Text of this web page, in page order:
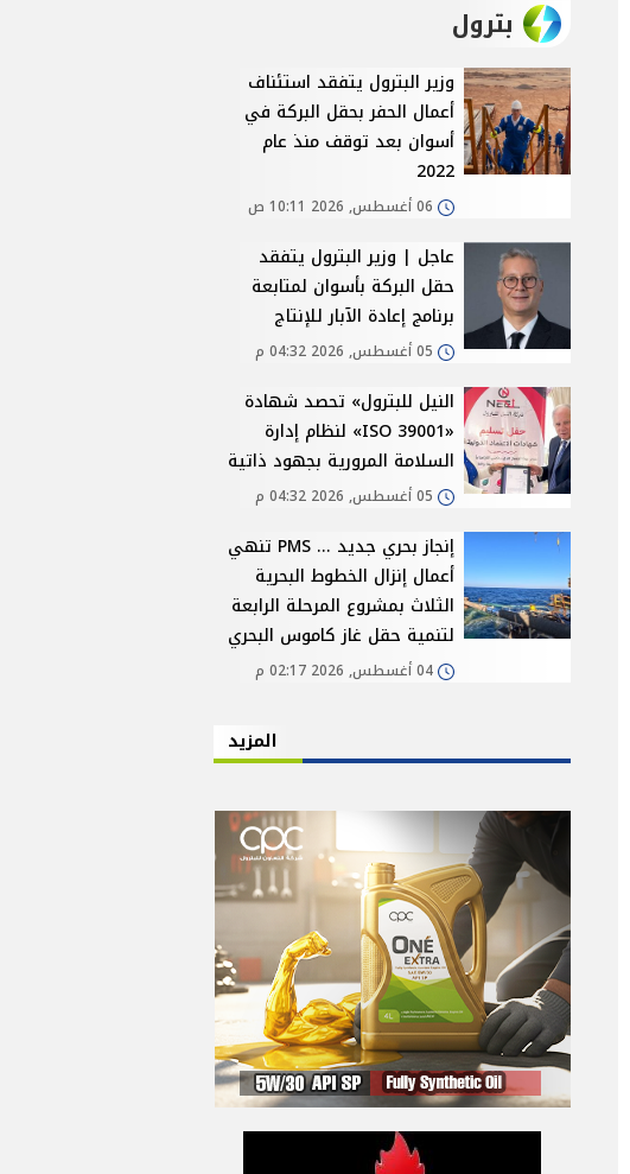
بترول
وزير البترول يتفقد استئناف
أعمال الحفر بحقل البركة في
أسوان بعد توقف منذ عام
2022
06 أغسطس, 2026 10:11 ص
عاجل | وزير البترول يتفقد
حقل البركة بأسوان لمتابعة
برنامج إعادة الآبار للإنتاج
05 أغسطس, 2026 04:32 م
النيل للبترول» تحصد شهادة
«ISO 39001» لنظام إدارة
السلامة المرورية بجهود ذاتية
05 أغسطس, 2026 04:32 م
إنجاز بحري جديد ... PMS تنهي
أعمال إنزال الخطوط البحرية
الثلاث بمشروع المرحلة الرابعة
لتنمية حقل غاز كاموس البحري
04 أغسطس, 2026 02:17 م
المزيد